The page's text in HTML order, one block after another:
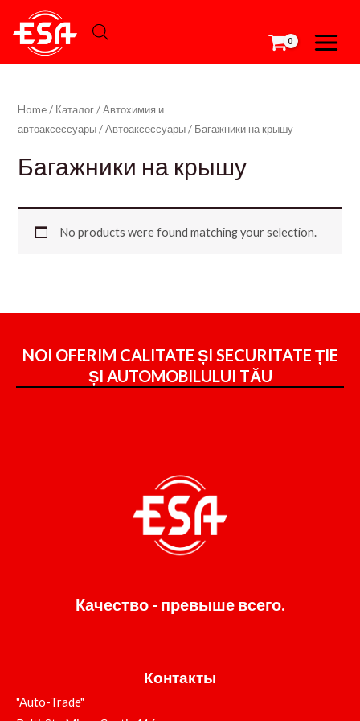
Перейти
содержимому
Home/ Каталог/Автохимия и
автоаксессуары/Автоаксессуары/ Багажники на крышу
Багажники на крышу
No products were found matching your selection.
NOI OFERIM CALITATE ȘI SECURITATE ȚIE
ȘI AUTOMOBILULUI TĂU
Качество - превыше всего.
Контакты
"Auto-Trade"